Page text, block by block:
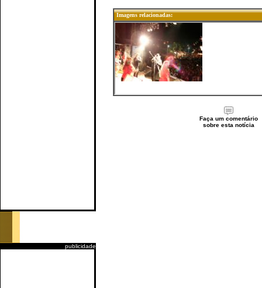
publicidade
Imagens relacionadas:
Faça um comentário
sobre esta notícia